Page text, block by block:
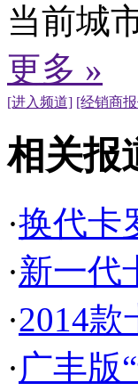
当前城
更多 »
[进入频道] [经销商
相关报
·换代卡
·新一代
·2014
· 广丰版